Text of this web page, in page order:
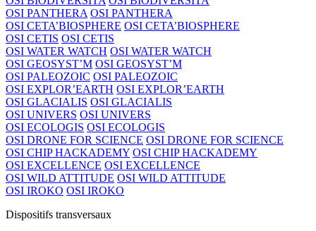
OSI PANTHERA OSI PANTHERA
OSI CETA’BIOSPHERE OSI CETA’BIOSPHERE
OSI CETIS OSI CETIS
OSI WATER WATCH OSI WATER WATCH
OSI GEOSYST’M OSI GEOSYST’M
OSI PALEOZOIC OSI PALEOZOIC
OSI EXPLOR’EARTH OSI EXPLOR’EARTH
OSI GLACIALIS OSI GLACIALIS
OSI UNIVERS OSI UNIVERS
OSI ECOLOGIS OSI ECOLOGIS
OSI DRONE FOR SCIENCE OSI DRONE FOR SCIENCE
OSI CHIP HACKADEMY OSI CHIP HACKADEMY
OSI EXCELLENCE OSI EXCELLENCE
OSI WILD ATTITUDE OSI WILD ATTITUDE
OSI IROKO OSI IROKO
Dispositifs transversaux